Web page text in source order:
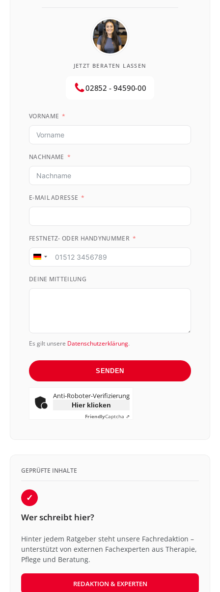
JETZT BERATEN LASSEN
02852 - 94590-00
VORNAME
NACHNAME
E-MAIL ADRESSE
FESTNETZ- ODER HANDYNUMMER
Germany
DEINE MITTEILUNG
Es gilt unsere Datenschutzerklärung.
SENDEN
Anti-Roboter-Verifizierung
Hier klicken
FriendlyCaptcha ⇗
GEPRÜFTE INHALTE
✓
Wer schreibt hier?
Hinter jedem Ratgeber steht unsere Fachredaktion –
unterstützt von externen Fachexperten aus Therapie,
Pflege und Beratung.
REDAKTION & EXPERTEN